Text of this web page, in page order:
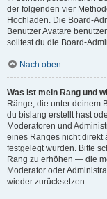
der folgenden vier
Hochladen. Die Board-
Benutzer Avatare
solltest du die Board-
Nach oben
Was ist mein Rang und
Ränge, die unter deinem
du bislang erstellt hast
Moderatoren und
eines Ranges nicht direkt
festgelegt wurden. Bitte
Rang zu erhöhen — die
Moderator oder
wieder zurücksetzen.